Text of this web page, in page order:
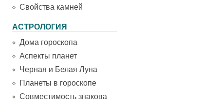
Свойства камней
АСТРОЛОГИЯ
Дома гороскопа
Аспекты планет
Черная и Белая Луна
Планеты в гороскопе
Совместимость знакова